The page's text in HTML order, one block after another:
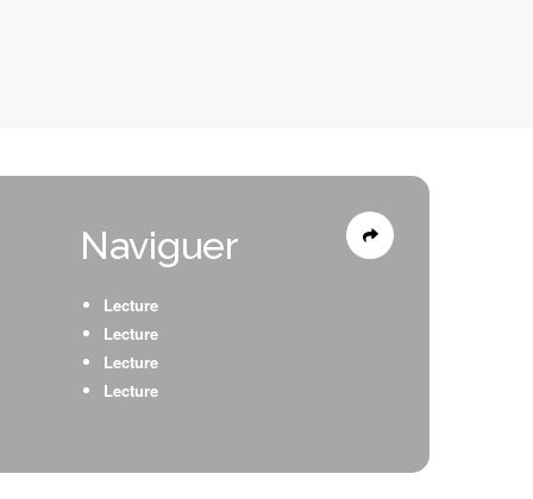
Naviguer
Lecture
Lecture
Lecture
Lecture